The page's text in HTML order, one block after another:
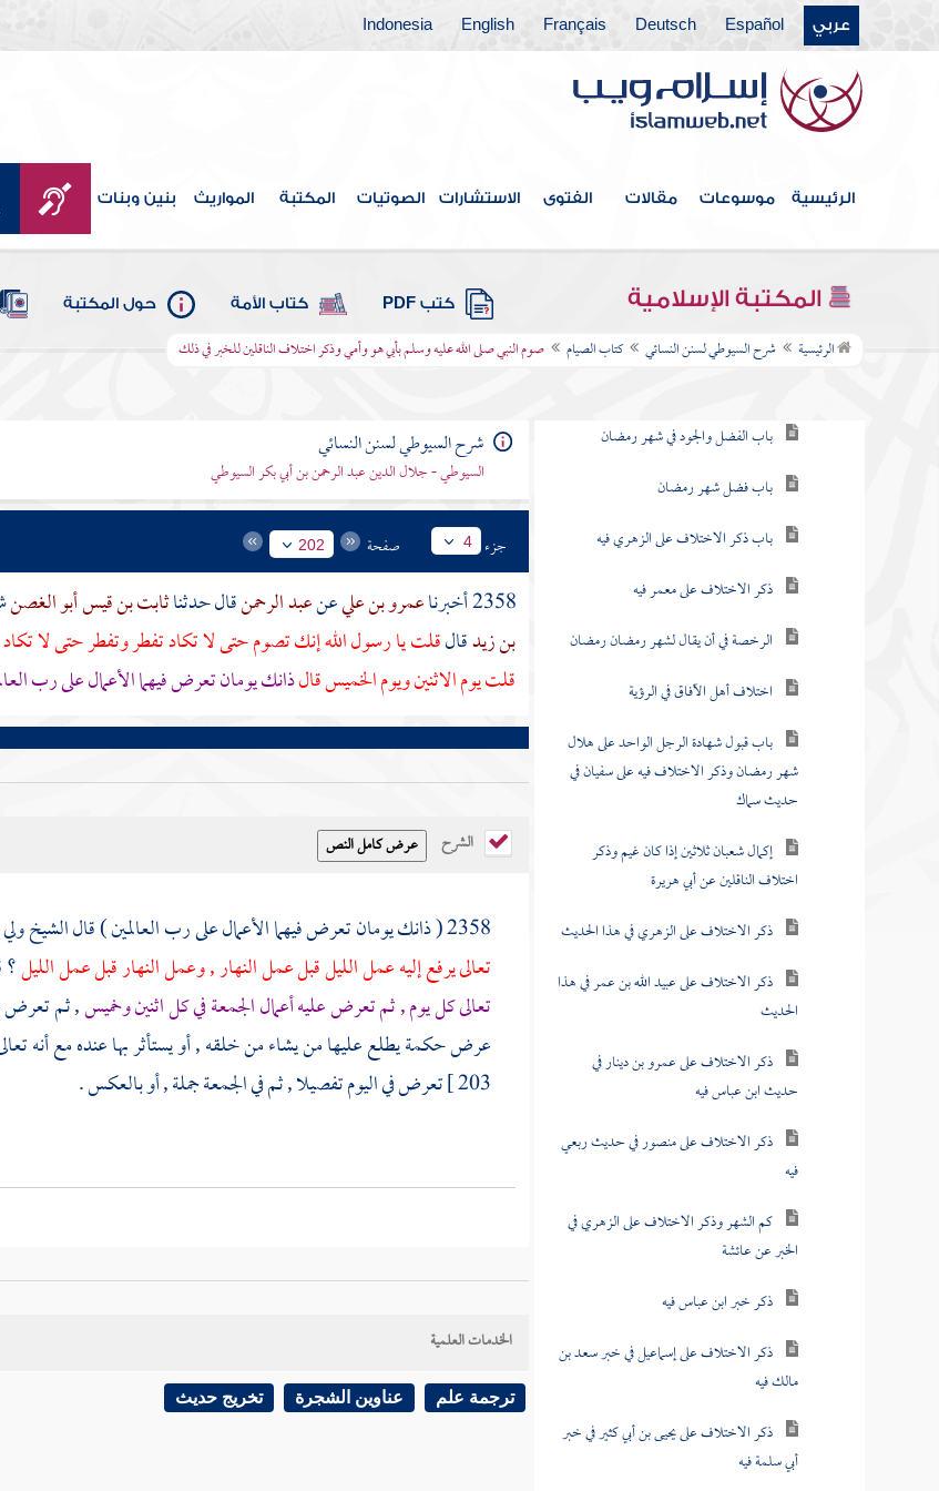
عربي Español
Deutsch
Français
English
Indonesia
الرئيسية موسوعات مقالات الفتوى الاستشارات الصوتيات المكتبة المواريث بنين وبنات
المكتبة الإسلامية كتب PDF كتاب الأمة حول المكتبة
الرئيسية شرح السيوطي لسنن النسائي كتاب الصيام صوم النبي صلى الله عليه وسلم بأبي هو وأمي وذكر اختلاف الناقلين للخبر في ذلك
كتاب الكسوف
كتاب الاستسقاء
كتاب صلاة الخوف
كتاب صلاة العيدين
كتاب قيام الليل وتطوع النهار
كتاب الجنائز
كتاب الصيام
باب الفضل والجود في شهر رمضان
باب فضل شهر رمضان
باب ذكر الاختلاف على الزهري فيه
ذكر الاختلاف على معمر فيه
الرخصة في أن يقال لشهر رمضان رمضان
اختلاف أهل الآفاق في الرؤية
باب قبول شهادة الرجل الواحد على هلال
شهر رمضان وذكر الاختلاف فيه على سفيان في
حديث سماك
إكمال شعبان ثلاثين إذا كان غيم وذكر
اختلاف الناقلين عن أبي هريرة
ذكر الاختلاف على الزهري في هذا الحديث
ذكر الاختلاف على عبيد الله بن عمر في هذا
الحديث
ذكر الاختلاف على عمرو بن دينار في
حديث ابن عباس فيه
ذكر الاختلاف على منصور في حديث ربعي
فيه
كم الشهر وذكر الاختلاف على الزهري في
الخبر عن عائشة
ذكر خبر ابن عباس فيه
ذكر الاختلاف على إسماعيل في خبر سعد بن
مالك فيه
ذكر الاختلاف على يحيى بن أبي كثير في خبر
أبي سلمة فيه
شرح السيوطي لسنن النسائي
السيوطي - جلال الدين عبد الرحمن بن أبي بكر السيوطي
جزء 4 صفحة 202
2358 أخبرنا عمرو بن عليعنعبد الرحمنقال حدثناثابت بن قيس أبو الغصن
بن زيدقالقلت يا رسول الله إنك تصوم حتى لا تكاد تفطر وتفطر حتى لا
قلت يوم الاثنين ويوم الخميس قالذانك يومان تعرض فيهما الأعمال على رب
الشرح
2358 ( ذانك يومان تعرض فيهما الأعمال على رب العالمين ) قال الشيخ
تعالى يرفع إليه عمل الليل قبل عمل النهار , وعمل النهار قبل عمل الليل
تعالى كل يوم , ثم تعرض عليه أعمال الجمعة في كل اثنين وخميس, ثم تعرض
عرض حكمة يطلع عليها من يشاء من خلقه , أو يستأثر بها عنده مع أنه تعالى
203 ] تعرض في اليوم تفصيلا , ثم في الجمعة جملة , أو بالعكس .
الخدمات العلمية
ترجمة علم عناوين الشجرة تخريج حديث